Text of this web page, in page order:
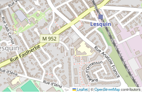
Leaflet|©OpenStreetMapcontributors